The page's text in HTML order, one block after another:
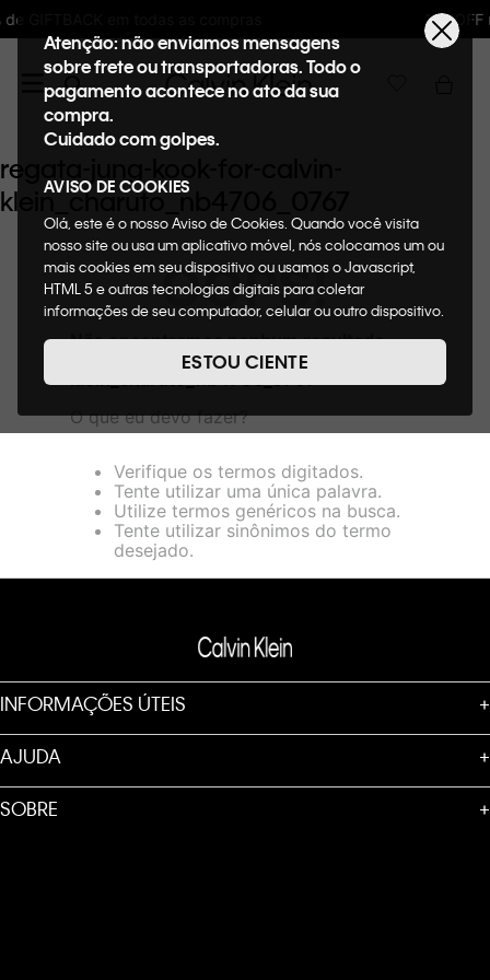
10%OFF na primeira compra :
Atenção: não enviamos mensagens
sobre frete ou transportadoras. Todo o
pagamento acontece no ato da sua
compra.
Cuidado com golpes.
AVISO DE COOKIES
Olá, este é o nosso Aviso de Cookies. Quando você visita
nosso site ou usa um aplicativo móvel, nós colocamos um ou
mais cookies em seu dispositivo ou usamos o Javascript,
HTML 5 e outras tecnologias digitais para coletar
informações de seu computador, celular ou outro dispositivo.
de cookies, informaremos quais cookies usaremos e quais
suas funções. A forma como processamos os dados
nosso Aviso de Privacidade. Quando você visita nosso site,
fornecer a você toda a funcionalidade do site, incluindo,
entre outros, a capacidade de comprar um item em nossa
loja virtual. Para maiores informações sobre o nosso aviso de
Cookies acesse o link.
ESTOU CIENTE
regata-jung-kook-for-calvin-
klein_charuto_nb4706_0767
OOPS!
Não encontramos nenhum resultado
regata-jung-kook-for-calvin-
klein_charuto_nb4706_0767"
O que eu devo fazer?
Verifique os termos digitados.
Tente utilizar uma única palavra.
Utilize termos genéricos na busca.
Tente utilizar sinônimos do termo
desejado.
INFORMAÇÕES ÚTEIS +
AJUDA +
SOBRE +